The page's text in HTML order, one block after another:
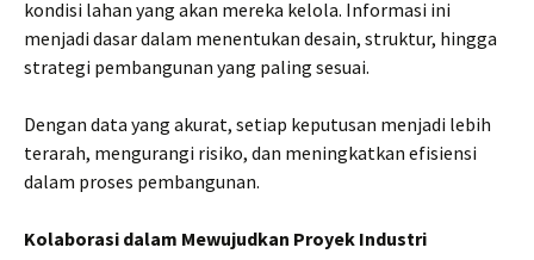
kondisi lahan yang akan mereka kelola. Informasi ini
menjadi dasar dalam menentukan desain, struktur, hingga
strategi pembangunan yang paling sesuai.
Dengan data yang akurat, setiap keputusan menjadi lebih
terarah, mengurangi risiko, dan meningkatkan efisiensi
dalam proses pembangunan.
Kolaborasi dalam Mewujudkan Proyek Industri